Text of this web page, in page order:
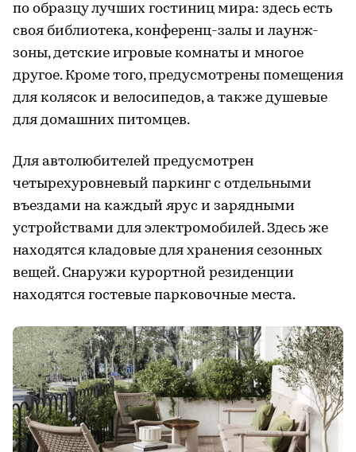
по образцу лучших гостиниц мира: здесь есть
своя библиотека, конференц-залы и лаунж-
зоны, детские игровые комнаты и многое
другое. Кроме того, предусмотрены помещения
для колясок и велосипедов, а также душевые
для домашних питомцев.
Для автолюбителей предусмотрен
четырехуровневый паркинг с отдельными
въездами на каждый ярус и зарядными
устройствами для электромобилей. Здесь же
находятся кладовые для хранения сезонных
вещей. Снаружи курортной резиденции
находятся гостевые парковочные места.